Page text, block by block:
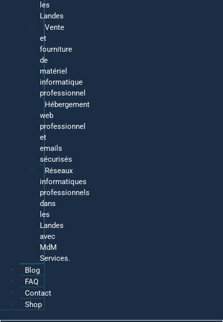
les
Landes
Vente
et
fourniture
de
matériel
informatique
professionnel
Hébergement
web
professionnel
et
emails
sécurisés
Réseaux
informatiques
professionnels
dans
les
Landes
avec
MdM
Services.
Blog
FAQ
Contact
Shop